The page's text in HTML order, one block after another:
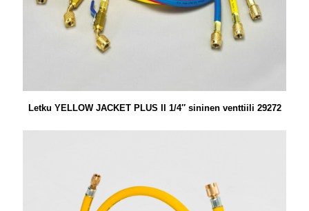
Letku YELLOW JACKET PLUS II 1/4″ sininen venttiili 29272